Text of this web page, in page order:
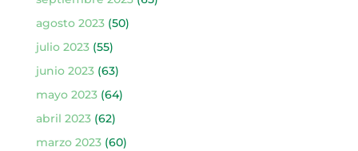
agosto 2023(50)
julio 2023(55)
junio 2023(63)
mayo 2023(64)
abril 2023(62)
marzo 2023(60)